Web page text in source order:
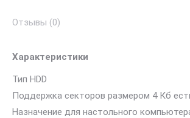
Отзывы (0)
Характеристики
Тип HDD
Поддержка секторов размером 4 Кб
Назначение для настольного